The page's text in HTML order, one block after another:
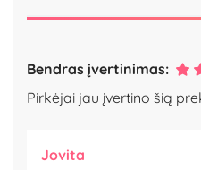
Bendras įvertinimas:
Pirkėjai jau įvertino šią
Jovita